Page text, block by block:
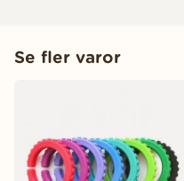
Se fler varor